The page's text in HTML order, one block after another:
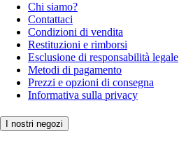
Chi siamo?
Contattaci
Condizioni di vendita
Restituzioni e rimborsi
Esclusione di responsabilità legale
Metodi di pagamento
Prezzi e opzioni di consegna
Informativa sulla privacy
I nostri negozi